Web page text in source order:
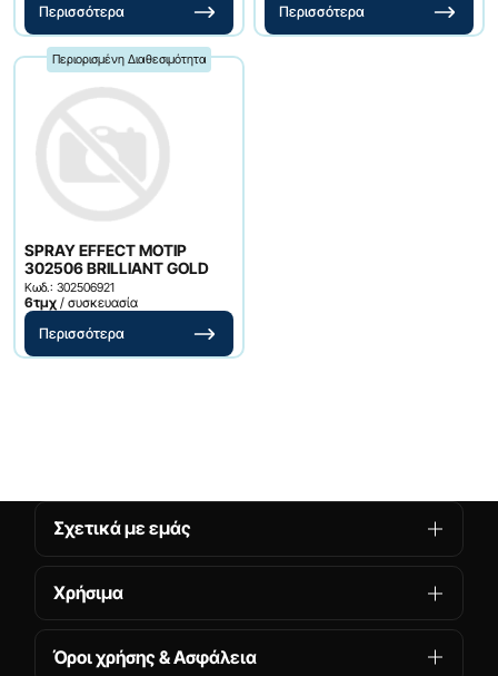
Περισσότερα
Περισσότερα
Περιορισμένη Διαθεσιμότητα
SPRAY EFFECT MOTIP
302506 BRILLIANT GOLD
Κωδ.: 302506921
6τμχ / συσκευασία
Περισσότερα
Σχετικά με εμάς
Χρήσιμα
Όροι χρήσης & Ασφάλεια